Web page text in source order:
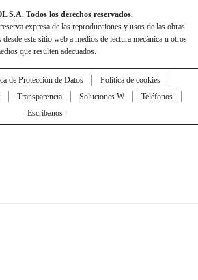
S.A. Todos los derechos reservados.
expresa de las reproducciones y usos de las obras
este sitio web a medios de lectura mecánica u otros
que resulten adecuados.
de Protección de Datos
Política de cookies
Transparencia Soluciones W
Teléfonos
Escríbanos